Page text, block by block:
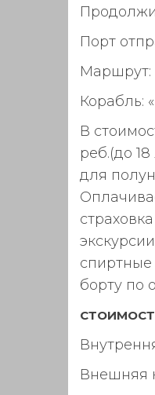
Порт
Маршрут:
Корабль:
В
реб.(до
для
спиртные
борту по
Внешняя